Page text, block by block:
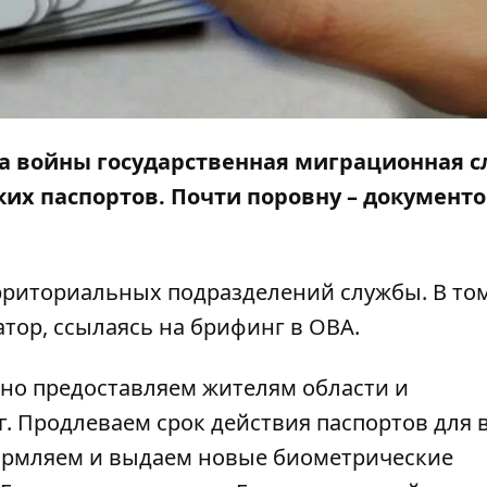
войны государственная миграционная
паспортов. Почти поровну –
подразделений службы. В
, ссылаясь на брифинг в ОВА.
предоставляем жителям области и
Продлеваем срок действия паспортов для
и выдаем новые биометрические